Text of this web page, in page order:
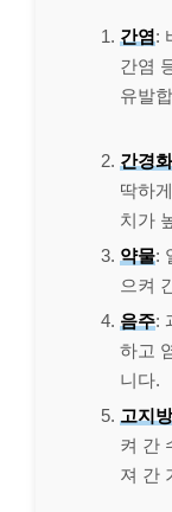
간염:
간염
유발
간경화
딱하
치가
약물:
으켜
음주:
하고
니다.
고지
켜 간
져 간